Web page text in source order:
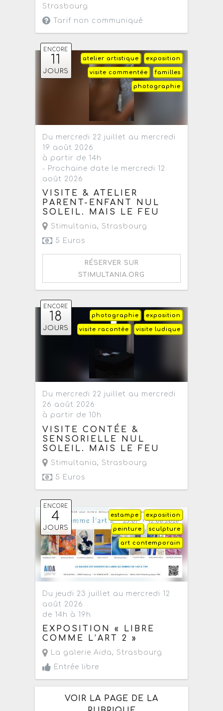
Strasbourg
Tarif non communiqué
ENCORE
11
JOURS
exposition
atelier artistique
familles
visite commentée
photographie
Du mercredi 22 juillet au mercredi
19 août 2026
à partir de 14h
- Prochaine date le mercredi 12
août 2026
VISITE & ATELIER
PARENT-ENFANT NUL
SOLEIL. MAIS LE FEU
Stimultania, Strasbourg
5 Euros
RÉSERVER SUR
STIMULTANIA.ORG
ENCORE
18
JOURS
exposition
photographie
visite ludique
visite racontée
Du mercredi 22 juillet au mercredi
26 août 2026
à partir de 10h
VISITE CONTÉE &
SENSORIELLE NUL
SOLEIL. MAIS LE FEU
Stimultania, Strasbourg
5 Euros
ENCORE
4
JOURS
exposition
estampe
sculpture
peinture
art contemporain
Du jeudi 23 juillet au mercredi 12
août 2026
de 14h à 19h
EXPOSITION « LIBRE
COMME L’ART 2 »
La galerie Aida, Strasbourg
Entrée libre
VOIR LA PAGE DE LA